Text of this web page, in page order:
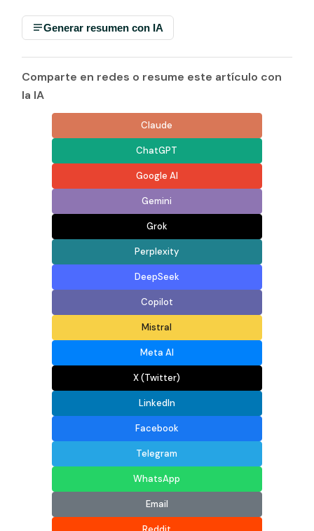
Generar resumen con IA
Comparte en redes o resume este artículo con
la IA
Claude
ChatGPT
Google AI
Gemini
Grok
Perplexity
DeepSeek
Copilot
Mistral
Meta AI
X (Twitter)
LinkedIn
Facebook
Telegram
WhatsApp
Email